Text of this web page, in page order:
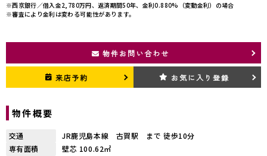
※西京銀行／借入金2,780万円、返済期間50年、金利0.880%（変動金利）の場合
※審査により金利は変わる可能性があります。
物件お問い合わせ
来店予約 お気に入り登録
物件概要
交通
JR鹿児島本線 古賀駅 まで 徒歩10分
専有面積
壁芯 100.62㎡